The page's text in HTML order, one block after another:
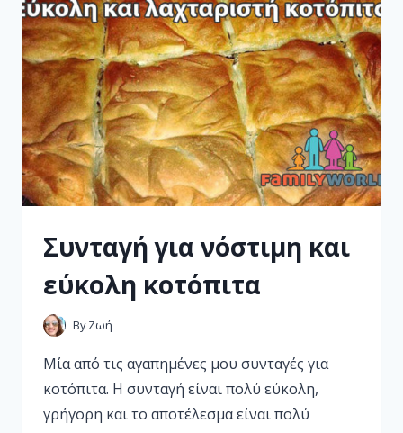
Συνταγή για νόστιμη και
εύκολη κοτόπιτα
By Ζωή
Μία από τις αγαπημένες μου συνταγές για
κοτόπιτα. Η συνταγή είναι πολύ εύκολη,
γρήγορη και το αποτέλεσμα είναι πολύ